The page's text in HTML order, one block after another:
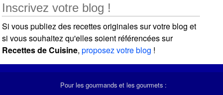
Inscrivez votre blog !
Si vous publiez des recettes originales sur votre blog et
si vous souhaitez qu'elles soient référencées sur
Recettes de Cuisine,proposez votre blog !
Pour les gourmands et les gourmets :